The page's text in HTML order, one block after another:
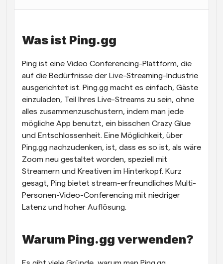
Supercharged Planung mit KI-gestützten Anrufen
Blog
Nachrichten und Updates.
Sofortige Besprechungen
Treffen Sie sich in wenigen Minuten mit Kunden
Dynamische Gruppenlinks
Nahtlos Meetings mit mehreren Personen buchen
Erhalten Sie eine Benachrichtigung, wenn etwas
passiert
Was ist Ping.gg
Ping ist eine Video Conferencing-Plattform, die
auf die Bedürfnisse der Live-Streaming-Industrie
ausgerichtet ist. Ping.gg macht es einfach, Gäste
einzuladen, Teil Ihres Live-Streams zu sein, ohne
alles zusammenzuschustern, indem man jede
mögliche App benutzt, ein bisschen Crazy Glue
und Entschlossenheit. Eine Möglichkeit, über
Ping.gg nachzudenken, ist, dass es so ist, als wäre
Zoom neu gestaltet worden, speziell mit
Streamern und Kreativen im Hinterkopf. Kurz
gesagt, Ping bietet stream-erfreundliches Multi-
Personen-Video-Conferencing mit niedriger
Latenz und hoher Auflösung.
Warum Ping.gg verwenden?